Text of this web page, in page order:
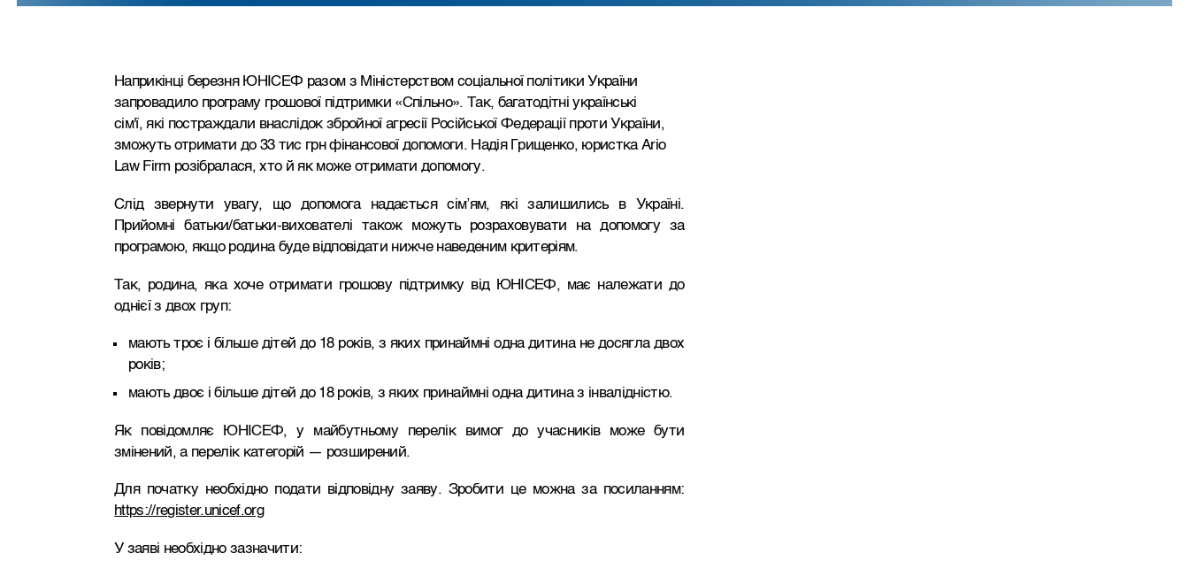
Наприкінці березня ЮНІСЕФ разом з Міністерством соціальної політики України
запровадило програму грошової підтримки «Спільно». Так, багатодітні українські
сім'ї, які постраждали внаслідок збройної агресії Російської Федерації проти України,
зможуть отримати до 33 тис грн фінансової допомоги. Надія Грищенко, юристка Ario
Law Firm розібралася, хто й як може отримати допомогу.
Слід звернути увагу, що допомога надається сім’ям, які залишились в Україні.
Прийомні батьки/батьки-вихователі також можуть розраховувати на допомогу за
програмою, якщо родина буде відповідати нижче наведеним критеріям.
Так, родина, яка хоче отримати грошову підтримку від ЮНІСЕФ, має належати до
однієї з двох груп:
мають троє і більше дітей до 18 років, з яких принаймні одна дитина не досягла двох
років;
мають двоє і більше дітей до 18 років, з яких принаймні одна дитина з інвалідністю.
Як повідомляє ЮНІСЕФ, у майбутньому перелік вимог до учасників може бути
змінений, а перелік категорій — розширений.
Для початку необхідно подати відповідну заяву. Зробити це можна за посиланням:
https://register.unicef.org
У заяві необхідно зазначити: